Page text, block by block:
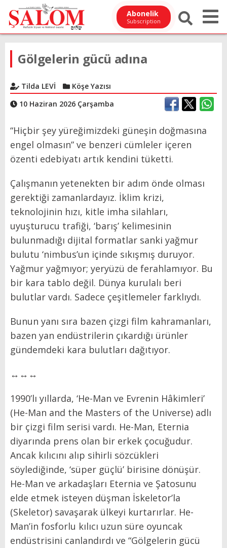
Abonelik
Subscription
Gölgelerin gücü adına
Tilda LEVİ
Köşe Yazısı
10 Haziran 2026 Çarşamba
“Hiçbir şey yüreğimizdeki güneşin doğmasına
engel olmasın” ve benzeri cümleler içeren
özenti edebiyatı artık kendini tüketti.
Çalışmanın yetenekten bir adım önde olması
gerektiği zamanlardayız. İklim krizi,
teknolojinin hızı, kitle imha silahları,
uyuşturucu trafiği, ‘barış’ kelimesinin
bulunmadığı dijital formatlar sanki yağmur
bulutu ‘nimbus’un içinde sıkışmış duruyor.
Yağmur yağmıyor; yeryüzü de ferahlamıyor. Bu
bir kara tablo değil. Dünya kurulalı beri
bulutlar vardı. Sadece çeşitlemeler farklıydı.
Bunun yanı sıra bazen çizgi film kahramanları,
bazen yan endüstrilerin çıkardığı ürünler
gündemdeki kara bulutları dağıtıyor.
↔↔↔
1990’lı yıllarda, ‘He-Man ve Evrenin Hâkimleri’
(He-Man and the Masters of the Universe) adlı
bir çizgi film serisi vardı. He-Man, Eternia
diyarında prens olan bir erkek çocuğudur.
Ancak kılıcını alıp sihirli sözcükleri
söylediğinde, ‘süper güçlü’ birisine dönüşür.
He-Man ve arkadaşları Eternia ve Şatosunu
elde etmek isteyen düşman İskeletor’la
(Skeletor) savaşarak ülkeyi kurtarırlar. He-
Man’in fosforlu kılıcı uzun süre oyuncak
endüstrisini canlandırdı ve “Gölgelerin gücü